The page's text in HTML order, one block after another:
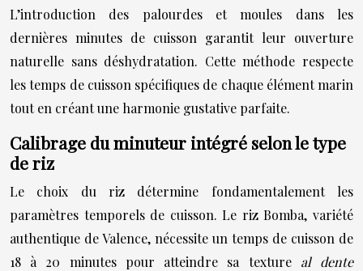
L’introduction des palourdes et moules dans les
dernières minutes de cuisson garantit leur ouverture
naturelle sans déshydratation. Cette méthode respecte
les temps de cuisson spécifiques de chaque élément marin
tout en créant une harmonie gustative parfaite.
Calibrage du minuteur intégré selon le type
de riz
Le choix du riz détermine fondamentalement les
paramètres temporels de cuisson. Le riz Bomba, variété
authentique de Valence, nécessite un temps de cuisson de
18 à 20 minutes pour atteindre sa texture al dente